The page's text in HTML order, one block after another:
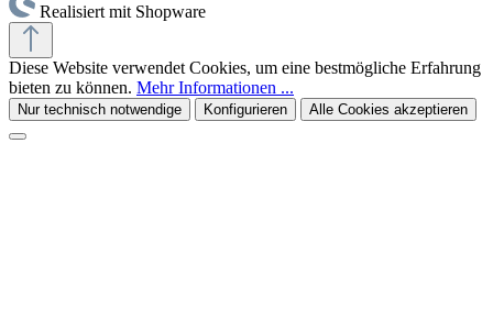
Realisiert mit Shopware
Diese Website verwendet Cookies, um eine bestmögliche Erfahrung
bieten zu können. Mehr Informationen ...
Nur technisch notwendige Konfigurieren Alle Cookies akzeptieren